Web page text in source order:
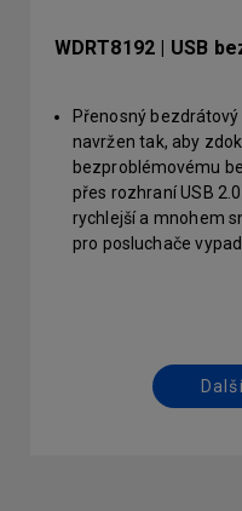
WDRT8192 | USB
Přenosný
navržen tak, aby
bezproblémovému
přes rozhraní USB
rychlejší a mnohem
pro posluchače